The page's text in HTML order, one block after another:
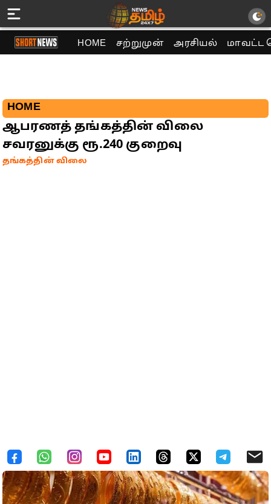
HOME சற்றுமுன் அரசியல் மாவட்ட
HOME
ஆபரணத் தங்கத்தின் விலை
சவரனுக்கு ரூ.240 குறைவு
தங்கத்தின் விலை